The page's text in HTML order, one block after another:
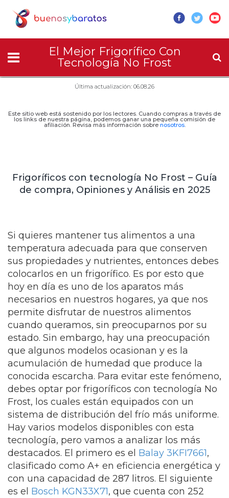
El Mejor Frigorífico Con
Tecnología No Frost
Última actualización: 06.08.26
Este sitio web está sostenido por los lectores. Cuando compras a través de
los links de nuestra página, podemos ganar una pequeña comisión de
afiliación. Revisa más información sobre nosotros.
Frigoríficos con tecnología No Frost – Guía
de compra, Opiniones y Análisis en 2025
Si quieres mantener tus alimentos a una
temperatura adecuada para que conserven
sus propiedades y nutrientes, entonces debes
colocarlos en un frigorífico. Es por esto que
hoy en día es uno de los aparatos más
necesarios en nuestros hogares, ya que nos
permite disfrutar de nuestros alimentos
cuando queramos, sin preocuparnos por su
estado. Sin embargo, hay una preocupación
que algunos modelos ocasionan y es la
acumulación de humedad que produce la
conocida escarcha. Para evitar este fenómeno,
debes optar por frigoríficos con tecnología No
Frost, los cuales están equipados con un
sistema de distribución del frío más uniforme.
Hay varios modelos disponibles con esta
tecnología, pero vamos a analizar los más
destacados. El primero es el Balay 3KFI7661,
clasificado como A+ en eficiencia energética y
con una capacidad de 287 litros. El siguiente
es el Bosch KGN33X71, que cuenta con 252